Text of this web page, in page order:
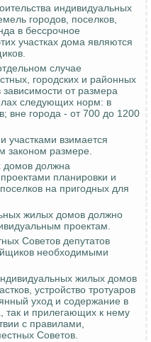
индивидуальных
городов, поселков,
в бессрочное
участках дома являются
случае
городских и районных
от размера
следующих норм: в
вне города - от 700 до 1200
участками взимается
законом размере.
домов должна
планировки и
на пригодных для
жилых домов должно
проектам.
Советов депутатов
необходимыми
жилых домов
устройство тротуаров
уход и содержание в
так и прилегающих к нему
с правилами,
Советов.